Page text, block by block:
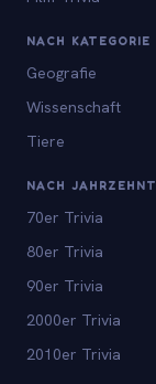
NACH KATEGORIE
Geografie
Wissenschaft
Tiere
NACH JAHRZEHNT
70er Trivia
80er Trivia
90er Trivia
2000er Trivia
2010er Trivia